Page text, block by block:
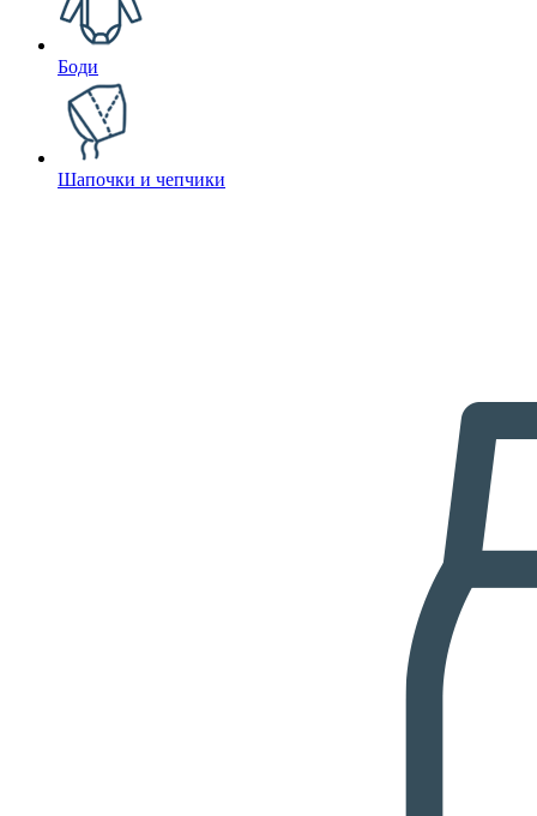
Боди
Шапочки и чепчики